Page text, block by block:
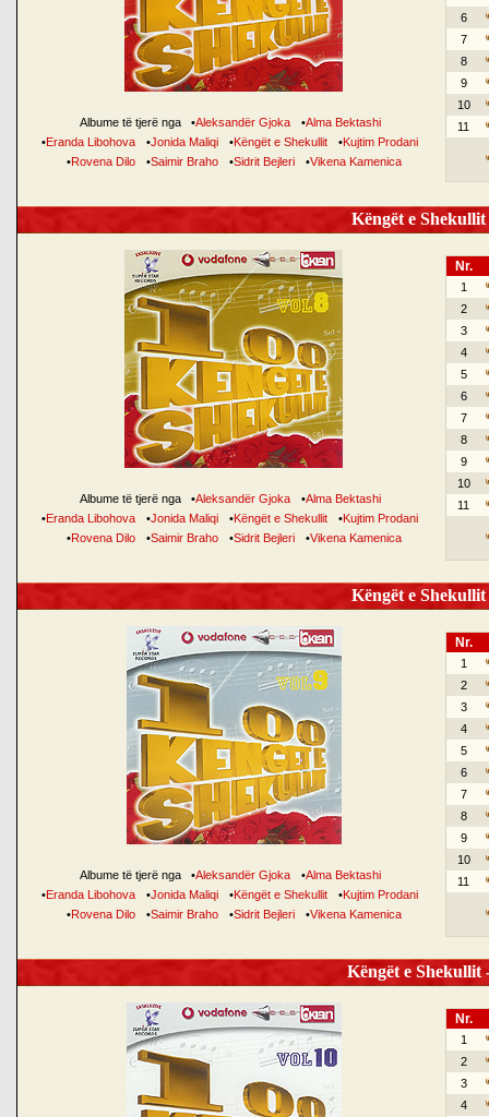
Albume të tjerë nga •Aleksandër Gjoka •Alma Bektashi
•Eranda Libohova •Jonida Maliqi •Këngët e Shekullit •Kujtim Prodani
•Rovena Dilo •Saimir Braho •Sidrit Bejleri •Vikena Kamenica
6
7
8
9
10
11
Këngët e
Albume të tjerë nga •Aleksandër Gjoka •Alma Bektashi
•Eranda Libohova •Jonida Maliqi •Këngët e Shekullit •Kujtim Prodani
•Rovena Dilo •Saimir Braho •Sidrit Bejleri •Vikena Kamenica
Nr.
1
2
3
4
5
6
7
8
9
10
11
Këngët e
Albume të tjerë nga •Aleksandër Gjoka •Alma Bektashi
•Eranda Libohova •Jonida Maliqi •Këngët e Shekullit •Kujtim Prodani
•Rovena Dilo •Saimir Braho •Sidrit Bejleri •Vikena Kamenica
Nr.
1
2
3
4
5
6
7
8
9
10
11
Këngët e
Nr.
1
2
3
4